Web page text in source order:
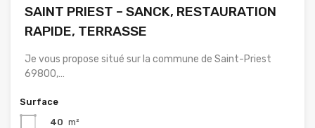
SAINT PRIEST – SANCK, RESTAURATION
RAPIDE, TERRASSE
Je vous propose situé sur la commune de Saint-Priest
69800,…
Surface
40 m²